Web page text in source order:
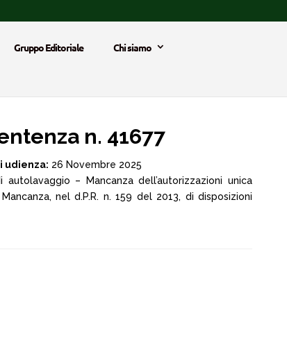
Gruppo Editoriale
Chi siamo
n. 41677
udienza: 26 Novembre 2025
– Mancanza dell’autorizzazioni unica
nel d.P.R. n. 159 del 2013, di disposizioni